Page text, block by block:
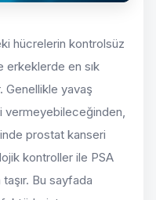
hücrelerin kontrolsüz
erkeklerde en sık
Genellikle yavaş
vermeyebileceğinden,
prostat kanseri
kontroller ile PSA
taşır. Bu sayfada